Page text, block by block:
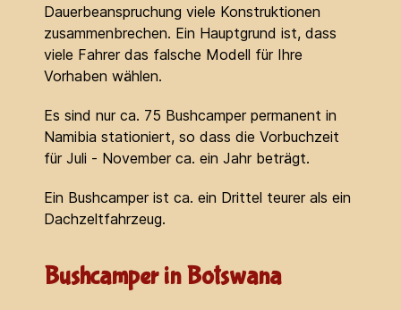
Dauerbeanspruchung viele Konstruktionen
zusammenbrechen. Ein Hauptgrund ist, dass
viele Fahrer das falsche Modell für Ihre
Vorhaben wählen.
Es sind nur ca. 75 Bushcamper permanent in
Namibia stationiert, so dass die Vorbuchzeit
für Juli - November ca. ein Jahr beträgt.
Ein Bushcamper ist ca. ein Drittel teurer als ein
Dachzeltfahrzeug.
Bushcamper in Botswana